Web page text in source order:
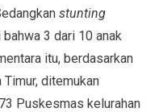
stunting
3 dari 10 anak
itu, berdasarkan
ditemukan
Puskesmas kelurahan